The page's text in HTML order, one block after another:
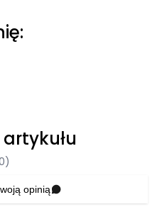
opinią